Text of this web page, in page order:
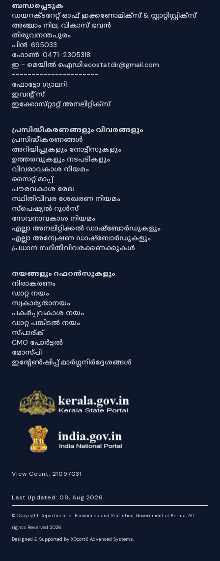
ബന്ധപ്പെടുക
ഡയറക്ടറേറ്റ് ഓഫ് ഇക്കണോമിക്സ് & സ്റ്റാറ്റിസ്റ്റിക്സ്
അഞ്ചാം നില, വികാസ് ഭവൻ
തിരുവനന്തപുരം
പിൻ: 695033
ഫോൺ: 0471-2305318
ഇ - മെയിൽ ഐഡി:ecostatdir@gmail.com
----------------------
ഫോട്ടോ ഗ്യാലറി
ഇവൻ്റ് സ്
ഇക്കോസ്‌റ്റാറ്റ് അനലിറ്റിക്‌സ്
പ്രസിദ്ധീകരണങ്ങളും വിവരങ്ങളും
പ്രസിദ്ധീകരണങ്ങൾ
അറിയിപ്പുകളും നോട്ടീസുകളും
ഉത്തരവുകളും നടപടികളും
വിവരാവകാശ നിയമം
സൈറ്റ് മാപ്പ്
പൗരവകാശ രേഖ
സ്ഥിതിവിവര ശേഖരണ നിയമം
സ്‌പെഷ്യൽ റൂൾസ്
സേവനാവകാശ നിയമം
എല്ലാ അനലിറ്റിക്കൽ ഡാഷ്‌ബോർഡുകളും
എല്ലാ അന്വേഷണ ഡാഷ്‌ബോർഡുകളും
പ്രധാന സ്ഥിതിവിവരക്കണക്കുകൾ
നയങ്ങളും റഫറൻസുകളും
നിരാകരണം
ഡാറ്റ നയം
സ്വകാര്യതാനയം
പകർപ്പവകാശ നയം
ഡാറ്റ പങ്കിടൽ നയം
സ്പാര്ക്
CMO പോർട്ടൽ
മോസ്പി
ഇൻ്റേൺഷിപ്പ് മാർഗ്ഗനിർദ്ദേശങ്ങൾ
View Count: 21097031
Last Updated:08, Aug 2026
© Copyright Department of Economics and Statistics, Government of Kerala. All
rights Reserved 2026.
Designed & Supported by XOcortX Advanced Systems,